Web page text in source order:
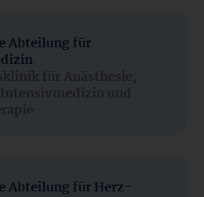
Abteilung für
für Anästhesie,
und
Abteilung für Herz-